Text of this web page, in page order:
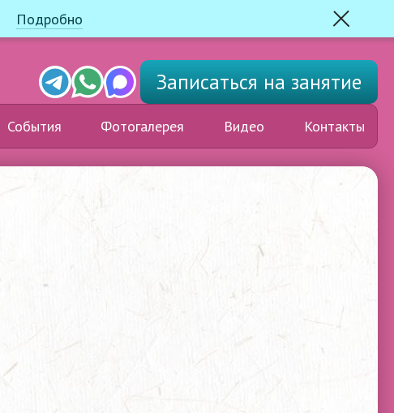
Подробно
Закрыть
TelegramWhats'app
Max Записатьсяна занятие
События Фотогалерея Видео Контакты